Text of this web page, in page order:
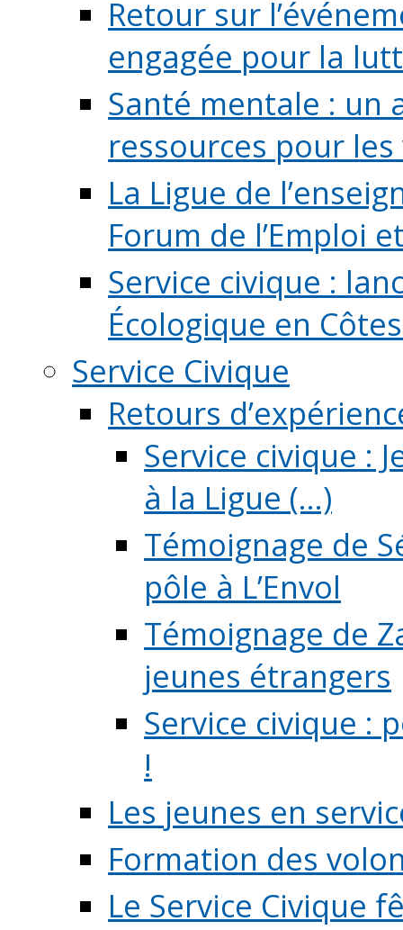
Retour sur
engagée pour la
Santé mentale : un
ressources pour
La Ligue de
Forum de l’Emploi
Service civique :
Écologique en
Service Civique
Retours
Service civique :
à la Ligue (...)
Témoignage de
pôle à L’Envol
Témoignage de
jeunes étrangers
Service civique :
!
Les jeunes en
Formation des
Le Service Civique